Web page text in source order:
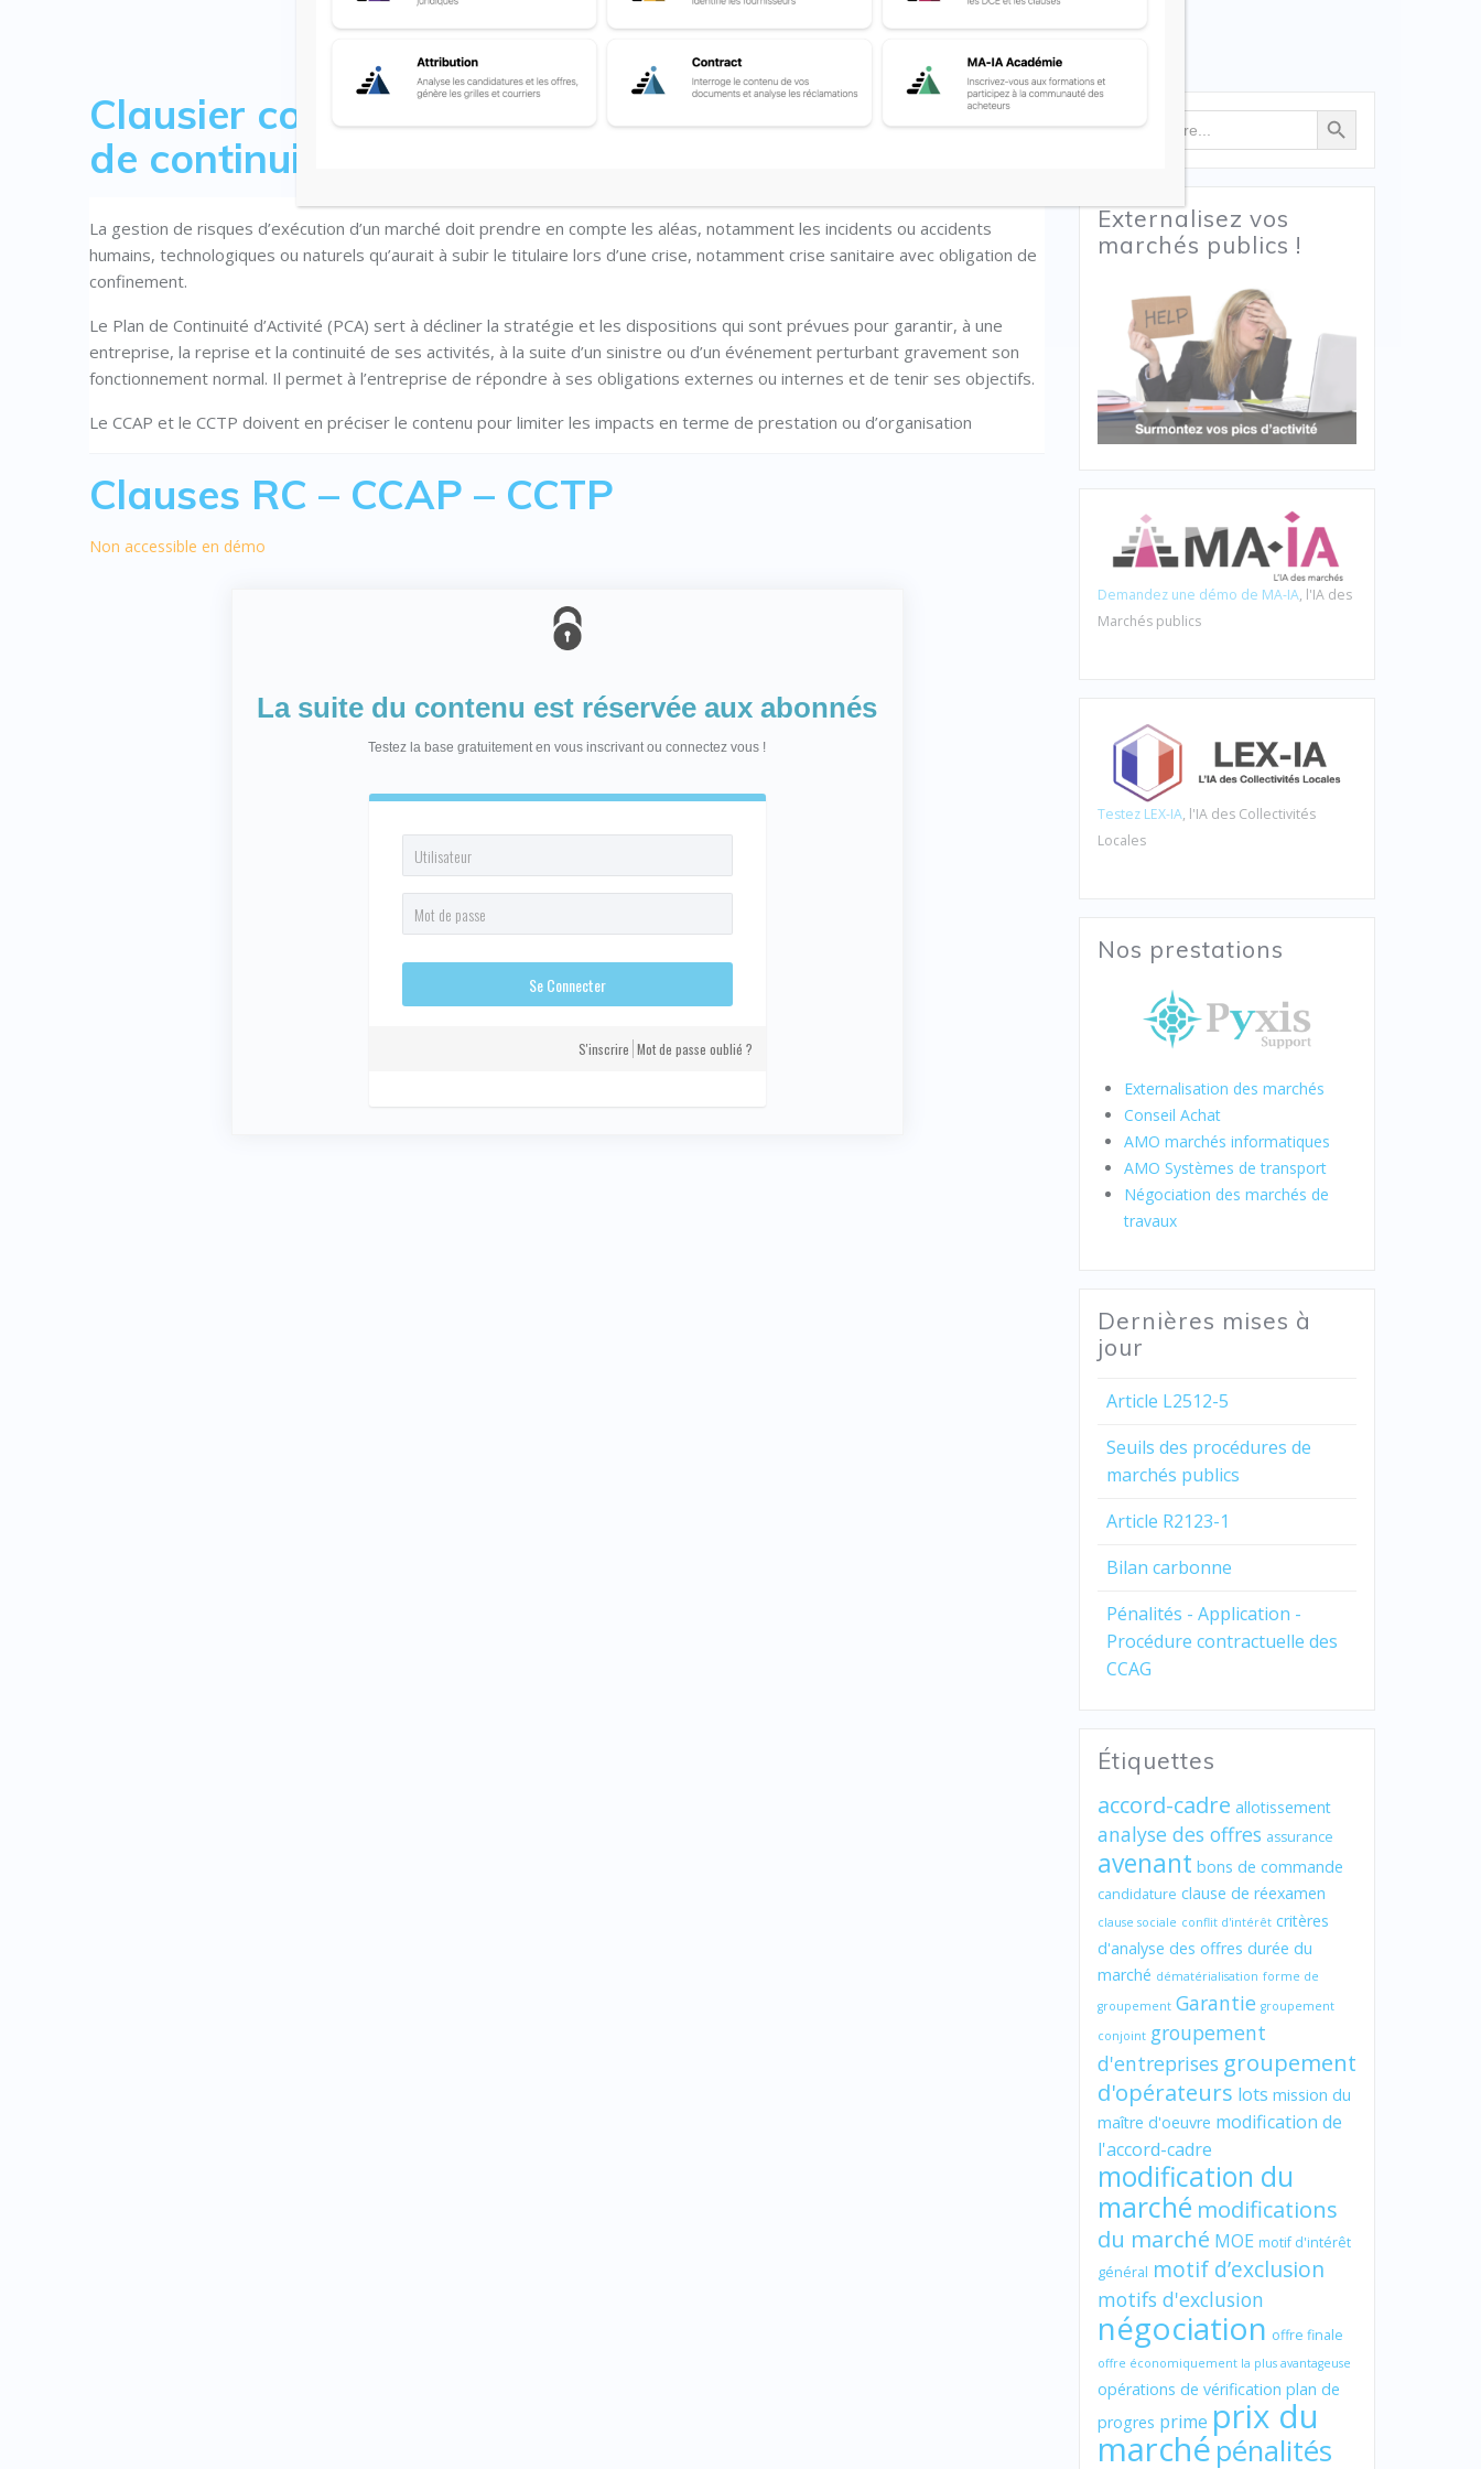
Clausier contractuel : la mise en oeuvre d’un plan
de continuité
La gestion de risques d’exécution d’un marché doit prendre en compte les aléas, notamment les incidents ou accidents
humains, technologiques ou naturels qu’aurait à subir le titulaire lors d’une crise, notamment crise sanitaire avec obligation de
confinement.
Le Plan de Continuité d’Activité (PCA) sert à décliner la stratégie et les dispositions qui sont prévues pour garantir, à une
entreprise, la reprise et la continuité de ses activités, à la suite d’un sinistre ou d’un événement perturbant gravement son
fonctionnement normal. Il permet à l’entreprise de répondre à ses obligations externes ou internes et de tenir ses objectifs.
Le CCAP et le CCTP doivent en préciser le contenu pour limiter les impacts en terme de prestation ou d’organisation
Clauses RC – CCAP – CCTP
Non accessible en démo
La suite du contenu est réservée aux abonnés
Testez la base gratuitement en vous inscrivant ou connectez vous !
S'inscrire Mot de passe oublié ?
for:
Search Button
Externalisez vos
marchés publics !
Demandez une démo de MA-IA, l'IA des
Marchés publics
Testez LEX-IA, l'IA des Collectivités
Locales
Nos prestations
Externalisation des marchés
Conseil Achat
AMO marchés informatiques
AMO Systèmes de transport
Négociation des marchés de
travaux
Dernières mises à
jour
Article L2512-5
Seuils des procédures de
marchés publics
Article R2123-1
Bilan carbonne
Pénalités - Application -
Procédure contractuelle des
CCAG
Étiquettes
accord-cadre allotissement
analyse des offres assurance
avenant bons de commande
candidature clause de réexamen
clause sociale conflit d'intérêt critères
d'analyse des offres durée du
marché dématérialisation forme de
groupement Garantie groupement
conjoint groupement
d'entreprises groupement
d'opérateurs lots mission du
maître d'oeuvre modification de
l'accord-cadre
modification du
marché modifications
du marché MOE motif d'intérêt
général motif d’exclusion
motifs d'exclusion
négociation offre finale
offre économiquement la plus avantageuse
opérations de vérification plan de
progres prime prix du
marché pénalités